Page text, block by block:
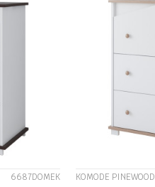
6687DOMEK KOMODE PINEWOOD